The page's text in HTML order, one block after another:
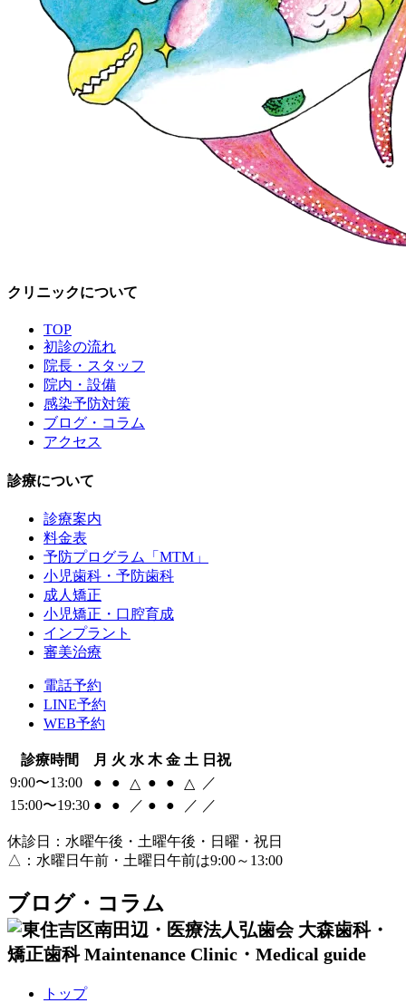
クリニックについて
TOP
初診の流れ
院長・スタッフ
院内・設備
感染予防対策
ブログ・コラム
アクセス
診療について
診療案内
料金表
予防プログラム「MTM」
小児歯科・予防歯科
成人矯正
小児矯正・口腔育成
インプラント
審美治療
電話予約
LINE予約
WEB予約
診療時間 月 火 水 木 金 土 日祝
9:00〜13:00
● ● △ ● ● △
／
15:00〜19:30 ● ● ／ ● ● ／ ／
休診日：水曜午後・土曜午後・日曜・祝日
△：水曜日午前・土曜日午前は9:00～13:00
ブログ・コラム
トップ